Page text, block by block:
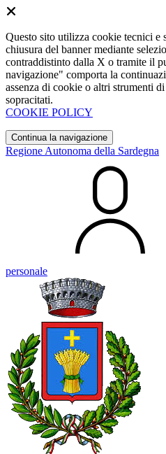
Questo sito utilizza cookie tecnici e
chiusura del banner mediante
contraddistinto dalla X o tramite il
navigazione" comporta la
assenza di cookie o altri strumenti
sopracitati.
COOKIE POLICY
Continua la navigazione
Regione Autonoma della Sardegna
personale